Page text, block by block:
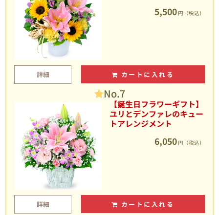
5,500 円（税込）
詳細 カートに入れる
No.7
【誕生日フラワーギフト】
ユリとデンファレのキュー
トアレンジメント
6,050 円（税込）
詳細 カートに入れる